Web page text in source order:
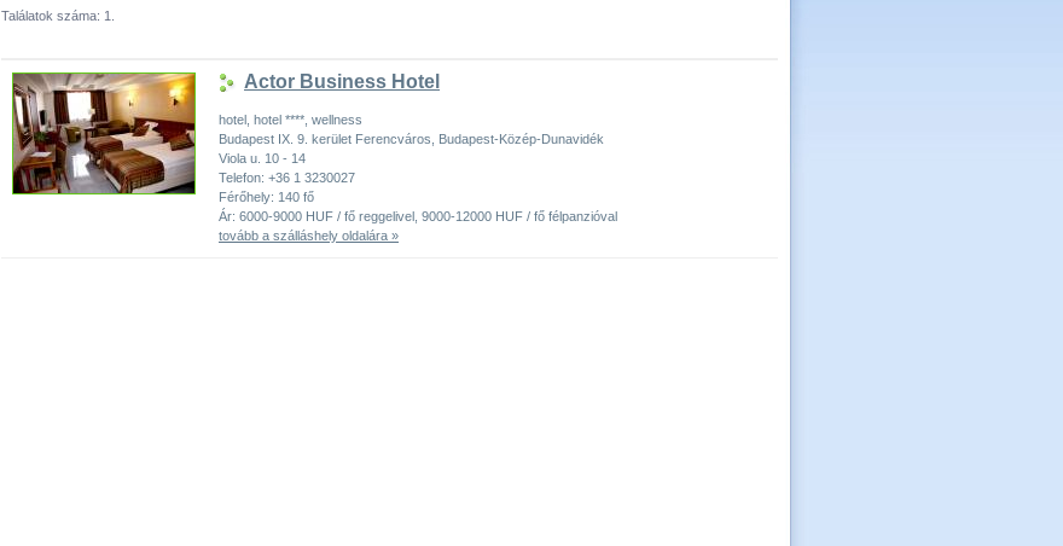
Találatok száma: 1.
Actor Business Hotel
hotel, hotel ****, wellness
Budapest IX. 9. kerület Ferencváros, Budapest-Közép-Dunavidék
Viola u. 10 - 14
Telefon: +36 1 3230027
Férőhely: 140 fő
Ár: 6000-9000 HUF / fő reggelivel, 9000-12000 HUF / fő félpanzióval
tovább a szálláshely oldalára »